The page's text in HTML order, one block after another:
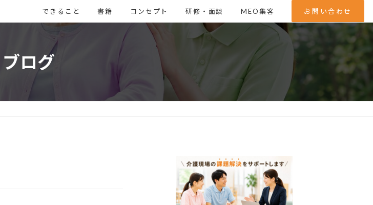
できること 書籍 コンセプト 研修・面談 MEO集客 お問い合わせ
ブログ